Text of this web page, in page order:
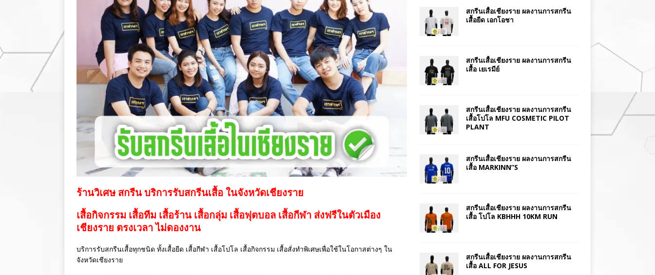
ผลงานล่าสุด
ร้านวิเศษ สกรีน บริการรับสกรีนเสื้อ ในจังหวัดเชียงราย
เสื้อกิจกรรม เสื้อทีม เสื้อร้าน เสื้อกลุ่ม เสื้อฟุตบอล เสื้อกีฬา ส่งฟรีในตัวเมือง
เชียงราย ตรงเวลา ไม่ดองงาน
บริการรับสกรีนเสื้อทุกชนิด ทั้งเสื้อยืด เสื้อกีฬา เสื้อโปโล เสื้อกิจกรรม เสื้อสั่งทำพิเศษเพื่อใช้ในโอกาสต่างๆ ใน
จังหวัดเชียงราย
สกรีนเสื้อเชียงราย ผลงานการสกรีน
เสื้อยืด เอกโอชา
สกรีนเสื้อเชียงราย ผลงานการสกรีน
เสื้อ เยเรมีย์
สกรีนเสื้อเชียงราย ผลงานการสกรีน
เสื้อโปโล MFU COSMETIC PILOT
PLANT
สกรีนเสื้อเชียงราย ผลงานการสกรีน
เสื้อ MARKINN”S
สกรีนเสื้อเชียงราย ผลงานการสกรีน
เสื้อ โปโล KBHHH 10KM RUN
สกรีนเสื้อเชียงราย ผลงานการสกรีน
เสื้อ ALL FOR JESUS